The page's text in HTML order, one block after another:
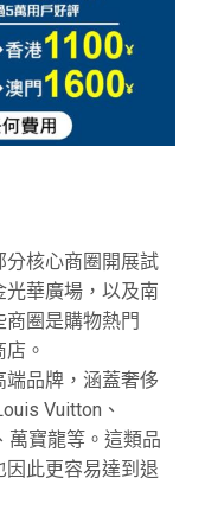
分核心商圈開展試
華廣場，以及南
圈是購物熱門
。
品牌，涵蓋奢侈
Vuitton、
萬寶龍等。這類品
此更容易達到退